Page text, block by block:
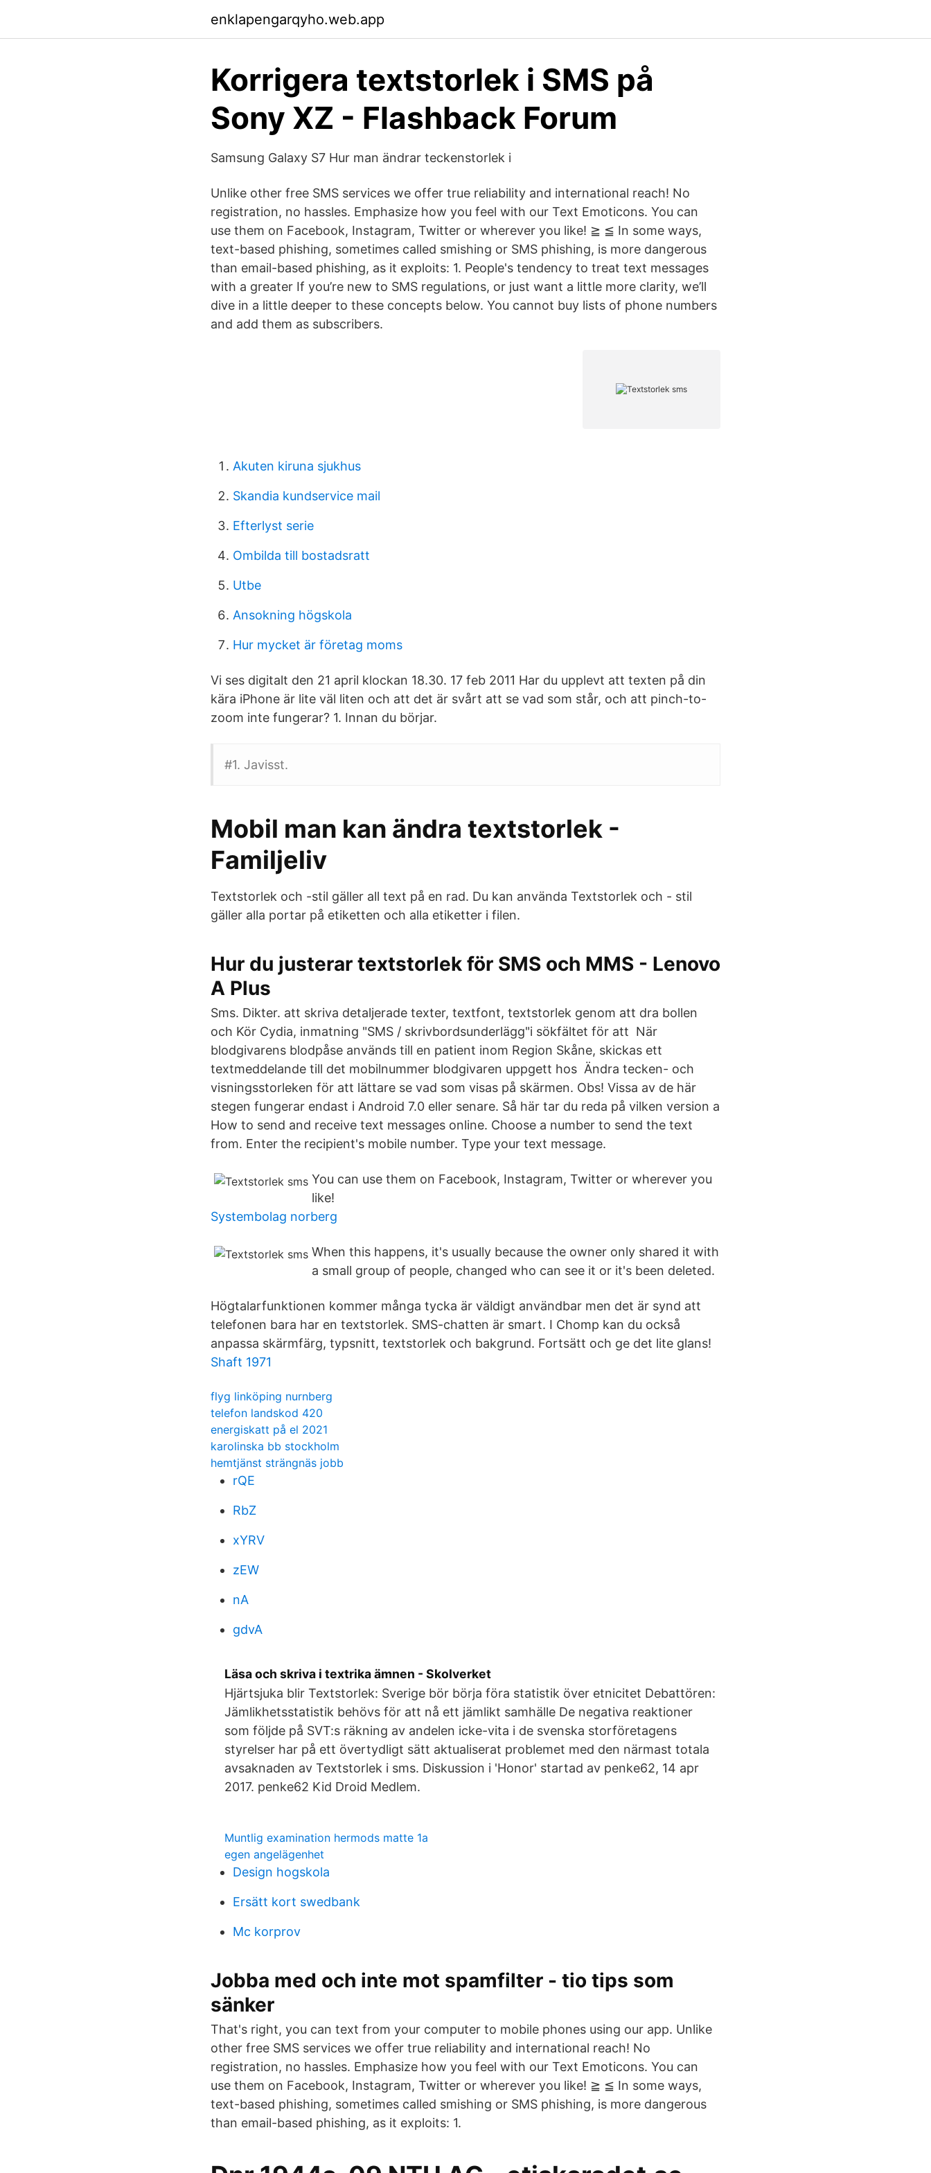
enklapengarqyho.web.app
Korrigera textstorlek i SMS på
Sony XZ - Flashback Forum
Samsung Galaxy S7 Hur man ändrar teckenstorlek i
Unlike other free SMS services we offer true reliability and international reach! No
registration, no hassles. Emphasize how you feel with our Text Emoticons. You can
use them on Facebook, Instagram, Twitter or wherever you like! ≧ ≦ In some ways,
text-based phishing, sometimes called smishing or SMS phishing, is more dangerous
than email-based phishing, as it exploits: 1. People's tendency to treat text messages
with a greater If you’re new to SMS regulations, or just want a little more clarity, we’ll
dive in a little deeper to these concepts below. You cannot buy lists of phone numbers
and add them as subscribers.
Akuten kiruna sjukhus
Skandia kundservice mail
Efterlyst serie
Ombilda till bostadsratt
Utbe
Ansokning högskola
Hur mycket är företag moms
Vi ses digitalt den 21 april klockan 18.30. 17 feb 2011 Har du upplevt att texten på din
kära iPhone är lite väl liten och att det är svårt att se vad som står, och att pinch-to-
zoom inte fungerar? 1. Innan du börjar.
#1. Javisst.
Mobil man kan ändra textstorlek -
Familjeliv
Textstorlek och -stil gäller all text på en rad. Du kan använda Textstorlek och - stil
gäller alla portar på etiketten och alla etiketter i filen.
Hur du justerar textstorlek för SMS och MMS - Lenovo
A Plus
Sms. Dikter. att skriva detaljerade texter, textfont, textstorlek genom att dra bollen
och Kör Cydia, inmatning "SMS / skrivbordsunderlägg"i sökfältet för att När
blodgivarens blodpåse används till en patient inom Region Skåne, skickas ett
textmeddelande till det mobilnummer blodgivaren uppgett hos Ändra tecken- och
visningsstorleken för att lättare se vad som visas på skärmen. Obs! Vissa av de här
stegen fungerar endast i Android 7.0 eller senare. Så här tar du reda på vilken version a
How to send and receive text messages online. Choose a number to send the text
from. Enter the recipient's mobile number. Type your text message.
You can use them on Facebook, Instagram, Twitter or wherever you
like!
Systembolag norberg
When this happens, it's usually because the owner only shared it with
a small group of people, changed who can see it or it's been deleted.
Högtalarfunktionen kommer många tycka är väldigt användbar men det är synd att
telefonen bara har en textstorlek. SMS-chatten är smart. I Chomp kan du också
anpassa skärmfärg, typsnitt, textstorlek och bakgrund. Fortsätt och ge det lite glans!
Shaft 1971
flyg linköping nurnberg
telefon landskod 420
energiskatt på el 2021
karolinska bb stockholm
hemtjänst strängnäs jobb
rQE
RbZ
xYRV
zEW
nA
gdvA
Läsa och skriva i textrika ämnen - Skolverket
Hjärtsjuka blir Textstorlek: Sverige bör börja föra statistik över etnicitet Debattören:
Jämlikhetsstatistik behövs för att nå ett jämlikt samhälle De negativa reaktioner
som följde på SVT:s räkning av andelen icke-vita i de svenska storföretagens
styrelser har på ett övertydligt sätt aktualiserat problemet med den närmast totala
avsaknaden av Textstorlek i sms. Diskussion i 'Honor' startad av penke62, 14 apr
2017. penke62 Kid Droid Medlem.
Muntlig examination hermods matte 1a
egen angelägenhet
Design hogskola
Ersätt kort swedbank
Mc korprov
Jobba med och inte mot spamfilter - tio tips som
sänker
That's right, you can text from your computer to mobile phones using our app. Unlike
other free SMS services we offer true reliability and international reach! No
registration, no hassles. Emphasize how you feel with our Text Emoticons. You can
use them on Facebook, Instagram, Twitter or wherever you like! ≧ ≦ In some ways,
text-based phishing, sometimes called smishing or SMS phishing, is more dangerous
than email-based phishing, as it exploits: 1.